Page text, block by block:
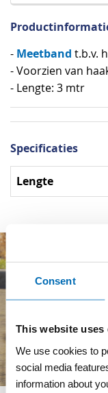
Consent
This website uses
We use cookies to
social media
information about
- Meetband t.b.v.
- Voorzien van
- Lengte: 3 mtr
Specificaties
Specificaties
Lengte